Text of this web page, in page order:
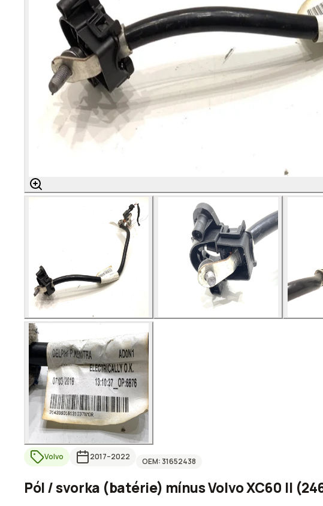
Volvo 2017–2022 OEM: 31652438
Pól / svorka (batérie) mínus Volvo XC60 II